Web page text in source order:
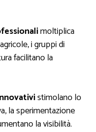
moltiplica
i gruppi di
facilitano la
stimolano lo
la sperimentazione
la visibilità.